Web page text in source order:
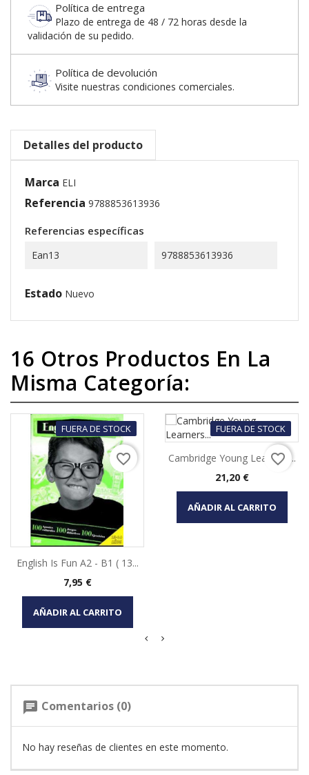
Política de entrega
Plazo de entrega de 48 / 72 horas desde la
validación de su pedido.
Política de devolución
Visite nuestras condiciones comerciales.
Detalles del producto
Marca ELI
Referencia 9788853613936
Referencias específicas
Ean13 9788853613936
Estado Nuevo
16 Otros Productos En La
Misma Categoría:
FUERA DE STOCK
English Is Fun A2 - B1 ( 13...
Precio
7,95 €
AÑADIR AL CARRITO
favorite_border
FUERA DE STOCK
Cambridge Young Learners...
Precio
21,20 €
AÑADIR AL CARRITO
favorite_border
chat Comentarios (0)
No hay reseñas de clientes en este momento.